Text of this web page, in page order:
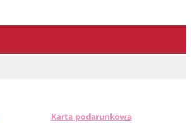
Karta podarunkowa